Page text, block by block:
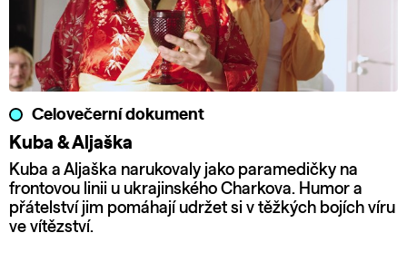
Celovečerní dokument
Kuba & Aljaška
Kuba a Aljaška narukovaly jako paramedičky na
frontovou linii u ukrajinského Charkova. Humor a
přátelství jim pomáhají udržet si v těžkých bojích víru
ve vítězství.